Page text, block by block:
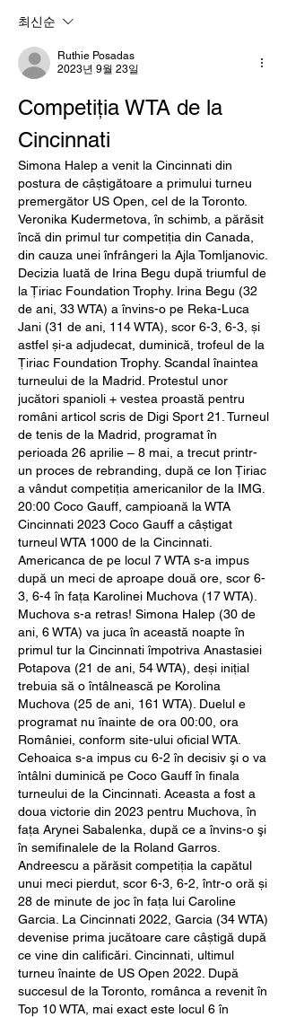
최신순
Ruthie Posadas
2023년 9월 23일
Competiția WTA de la
Cincinnati
Simona Halep a venit la Cincinnati din
postura de câștigătoare a primului turneu
premergător US Open, cel de la Toronto.
Veronika Kudermetova, în schimb, a părăsit
încă din primul tur competiția din Canada,
din cauza unei înfrângeri la Ajla Tomljanovic.
Decizia luată de Irina Begu după triumful de
la Țiriac Foundation Trophy. Irina Begu (32
de ani, 33 WTA) a învins-o pe Reka-Luca
Jani (31 de ani, 114 WTA), scor 6-3, 6-3, și
astfel și-a adjudecat, duminică, trofeul de la
Țiriac Foundation Trophy. Scandal înaintea
turneului de la Madrid. Protestul unor
jucători spanioli + vestea proastă pentru
români articol scris de Digi Sport 21. Turneul
de tenis de la Madrid, programat în
perioada 26 aprilie – 8 mai, a trecut printr-
un proces de rebranding, după ce Ion Țiriac
a vândut competiția americanilor de la IMG.
20:00 Coco Gauff, campioană la WTA
Cincinnati 2023 Coco Gauff a câștigat
turneul WTA 1000 de la Cincinnati.
Americanca de pe locul 7 WTA s-a impus
după un meci de aproape două ore, scor 6-
3, 6-4 în fața Karolinei Muchova (17 WTA).
Muchova s-a retras! Simona Halep (30 de
ani, 6 WTA) va juca în această noapte în
primul tur la Cincinnati împotriva Anastasiei
Potapova (21 de ani, 54 WTA), deși inițial
trebuia să o întâlnească pe Korolina
Muchova (25 de ani, 161 WTA). Duelul e
programat nu înainte de ora 00:00, ora
României, conform site-ului oficial WTA.
Cehoaica s-a impus cu 6-2 în decisiv şi o va
întâlni duminică pe Coco Gauff în finala
turneului de la Cincinnati. Aceasta a fost a
doua victorie din 2023 pentru Muchova, în
faţa Arynei Sabalenka, după ce a învins-o şi
în semifinalele de la Roland Garros.
Andreescu a părăsit competiția la capătul
unui meci pierdut, scor 6-3, 6-2, într-o oră și
28 de minute de joc în fața lui Caroline
Garcia. La Cincinnati 2022, Garcia (34 WTA)
devenise prima jucătoare care câștigă după
ce vine din calificări. Cincinnati, ultimul
turneu înainte de US Open 2022. După
succesul de la Toronto, românca a revenit în
Top 10 WTA, mai exact este locul 6 în